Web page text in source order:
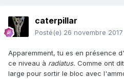
caterpillar
Posté(e) 26 novembre 2017
Apparemment, tu es en présence
ce niveau à radiatus. Comme ont
large pour sortir le bloc avec